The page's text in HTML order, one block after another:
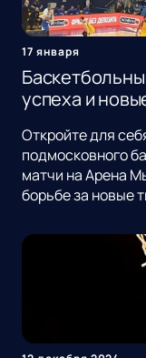
17 января
успеха и
Откройте для
подмосковного
матчи на Арена
борьбе за новые